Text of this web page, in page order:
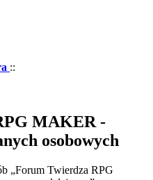
::
MAKER -
osobowych
„Forum Twierdza RPG